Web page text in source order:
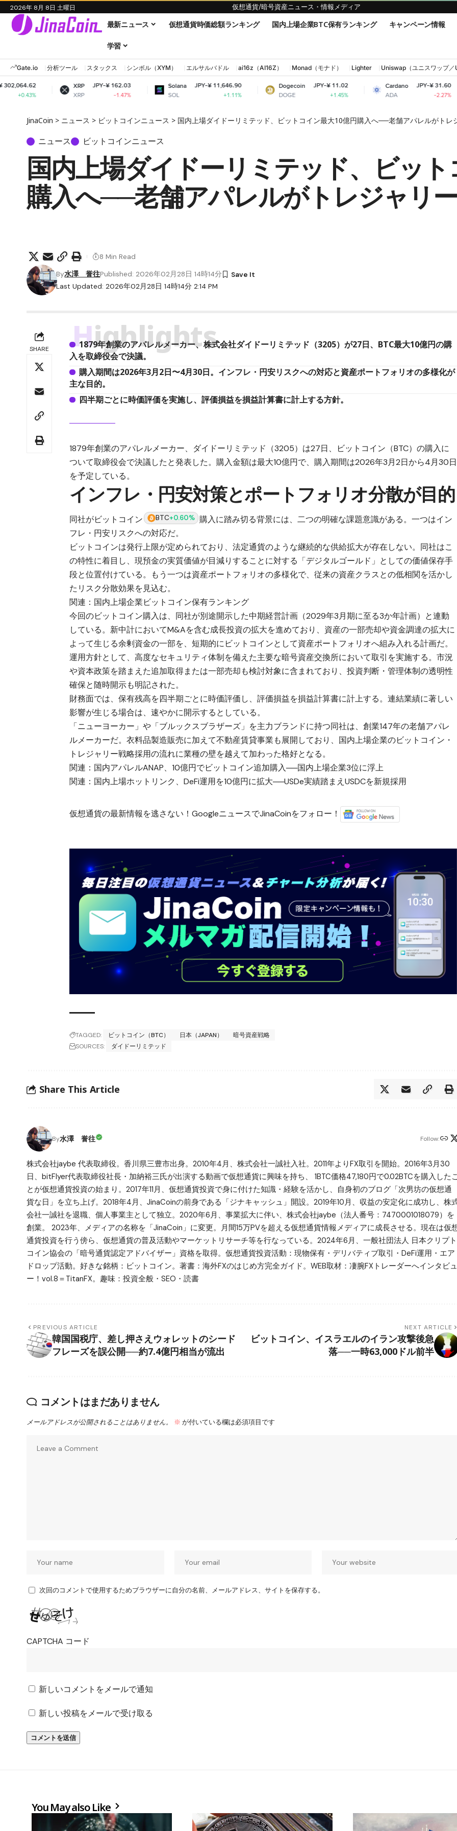
2026年 8月 8日 土曜日 仮想通貨/暗号資産ニュース・情報メディア
最新ニュース 仮想通貨時価総額ランキング 国内上場企業BTC保有ランキング キャンペーン情報
学習
Gate.io 分析ツール スタックス シンボル（XYM） エルサルバドル ai16z（AI16Z） Monad（モナド） Lighter Uniswap（ユニスワップ／
XRP
XRP
JPY-¥ 162.03
-1.47%
Solana
SOL
JPY-¥ 11,646.90
+1.11%
Dogecoin
DOGE
JPY-¥ 11.02
+1.45%
Cardano
ADA
JPY-¥ 31.60
-2.27%
Shiba
SHIB
JinaCoin > ニュース > ビットコインニュース > 国内上場ダイドーリミテッド、ビットコイン最大10億円購入へ──老舗アパレルがトレ
ニュース ビットコインニュース
国内上場ダイドーリミテッド、ビッ
購入へ──老舗アパレルがトレジャリ
Last Updated: 2026年02月28日 14時14分 2:14 PM
By水澤 誉往Published: 2026年02月28日 14時14分
8 Min Read
SHARE Highlights
1879年創業のアパレルメーカー、株式会社ダイドーリミテッド（3205）が27日、BTC最大10億円の購
入を取締役会で決議。
購入期間は2026年3月2日〜4月30日。インフレ・円安リスクへの対応と資産ポートフォリオの多様化が
主な目的。
四半期ごとに時価評価を実施し、評価損益を損益計算書に計上する方針。
1879年創業のアパレルメーカー、ダイドーリミテッド（3205）は27日、ビットコイン（BTC）の購入に
ついて取締役会で決議したと発表した。購入金額は最大10億円で、購入期間は2026年3月2日から4月30日
を予定している。
インフレ・円安対策とポートフォリオ分散が目的
同社がビットコイン BTC+0.60% 購入に踏み切る背景には、二つの明確な課題意識がある。一つはイン
フレ・円安リスクへの対応だ。
ビットコインは発行上限が定められており、法定通貨のような継続的な供給拡大が存在しない。同社はこ
の特性に着目し、現預金の実質価値が目減りすることに対する「デジタルゴールド」としての価値保存手
段と位置付けている。もう一つは資産ポートフォリオの多様化で、従来の資産クラスとの低相関を活かし
たリスク分散効果を見込む。
関連： 国内上場企業ビットコイン保有ランキング
今回のビットコイン購入は、同社が別途開示した中期経営計画（2029年3月期に至る3か年計画）と連動
している。新中計においてM&Aを含む成長投資の拡大を進めており、資産の一部売却や資金調達の拡大に
よって生じる余剰資金の一部を、短期的にビットコインとして資産ポートフォリオへ組み入れる計画だ。
運用方針として、高度なセキュリティ体制を備えた主要な暗号資産交換所において取引を実施する。市況
や資本政策を踏まえた追加取得または一部売却も検討対象に含まれており、投資判断・管理体制の透明性
確保と随時開示も明記された。
財務面では、保有残高を四半期ごとに時価評価し、評価損益を損益計算書に計上する。連結業績に著しい
影響が生じる場合は、速やかに開示するとしている。
「ニューヨーカー」や「ブルックスブラザーズ」を主力ブランドに持つ同社は、創業147年の老舗アパレ
ルメーカーだ。衣料品製造販売に加えて不動産賃貸事業も展開しており、国内上場企業のビットコイン・
トレジャリー戦略採用の流れに業種の壁を越えて加わった格好となる。
関連： 国内アパレルANAP、10億円でビットコイン追加購入──国内上場企業3位に浮上
関連： 国内上場ホットリンク、DeFi運用を10億円に拡大──USDe実績踏まえUSDCを新規採用
仮想通貨の最新情報を逃さない！GoogleニュースでJinaCoinをフォロー！
TAGGED: ビットコイン（BTC） 日本（JAPAN）
暗号資産戦略
SOURCES:
ダイドーリミテッド
Share This Article
By水澤 誉往 Follow:
株式会社jaybe 代表取締役。香川県三豊市出身。2010年4月、株式会社一誠社入社。2011年よりFX取引を開始。2016年3月30
日、bitFlyer代表取締役社長・加納裕三氏が出演する動画で仮想通貨に興味を持ち、 1BTC価格47,180円で0.02BTCを購入したこ
とが仮想通貨投資の始まり。2017年11月、仮想通貨投資で身に付けた知識・経験を活かし、自身初のブログ「次男坊の仮想通
貨な日」を立ち上げ。2018年4月、JinaCoinの前身である「ジナキャッシュ」開設。2019年10月、収益の安定化に成功し、株
会社一誠社を退職、個人事業主として独立。2020年6月、事業拡大に伴い、株式会社jaybe（法人番号：7470001018079）を
創業。 2023年、メディアの名称を「JinaCoin」に変更。月間15万PVを超える仮想通貨情報メディアに成長させる。現在は仮
通貨投資を行う傍ら、仮想通貨の普及活動やマーケットリサーチ等を行なっている。2024年6月、一般社団法人 日本クリプト
コイン協会の「暗号通貨認定アドバイザー」資格を取得。仮想通貨投資活動：現物保有・デリバティブ取引・DeFi運用・エア
ドロップ活動。好きな銘柄：ビットコイン。著書：海外FXのはじめ方完全ガイド。WEB取材：凄腕FXトレーダーへインタビュ
ー！vol.8＝TitanFX。趣味：投資全般・SEO・読書
PREVIOUS ARTICLE
韓国国税庁、差し押さえウォレットのシード
フレーズを誤公開──約7.4億円相当が流出
NEXT ARTICLE
ビットコイン、イスラエルのイラン攻撃後急
落──一時63,000ドル前半
コメントはまだありません
メールアドレスが公開されることはありません。 ※ が付いている欄は必須項目です
次回のコメントで使用するためブラウザーに自分の名前、メールアドレス、サイトを保存する。
CAPTCHA コード
新しいコメントをメールで通知
新しい投稿をメールで受け取る
You May also Like